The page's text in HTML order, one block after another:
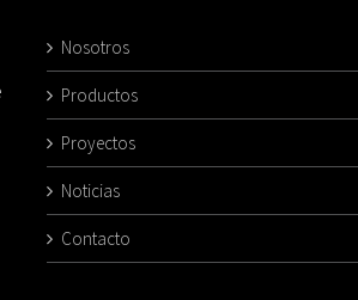
Nosotros
Productos
Proyectos
Noticias
Contacto